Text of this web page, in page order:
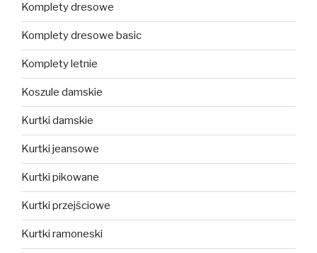
Komplety dresowe
Komplety dresowe basic
Komplety letnie
Koszule damskie
Kurtki damskie
Kurtki jeansowe
Kurtki pikowane
Kurtki przejściowe
Kurtki ramoneski